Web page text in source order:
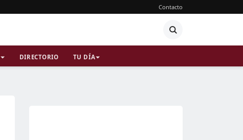
Contacto
DIRECTORIO TU DÍA